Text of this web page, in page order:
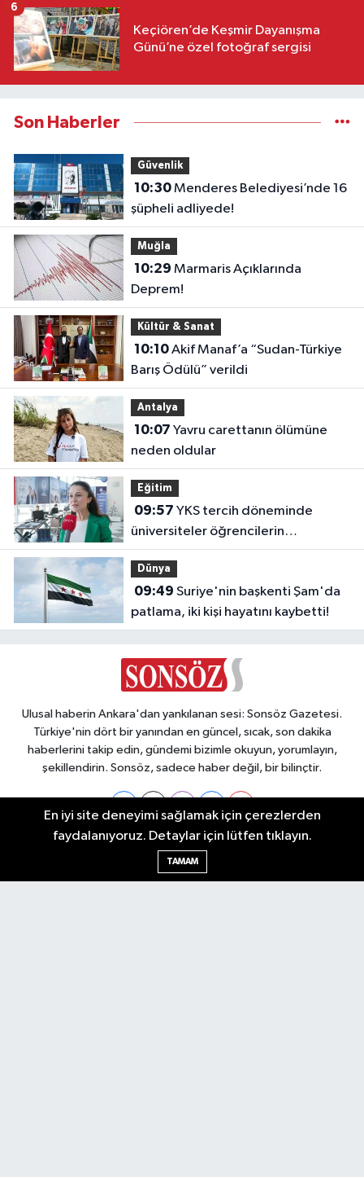
Keçiören’de Keşmir Dayanışma
Günü’ne özel fotoğraf sergisi
6
Son Haberler
Güvenlik
10:30Menderes Belediyesi’nde 16
şüpheli adliyede!
Muğla
10:29
Deprem!
Kültür & Sanat
10:10Akif Manaf’a “Sudan-Türkiye
Barış Ödülü” verildi
Antalya
10:07
neden oldular
Eğitim
09:57
üniversiteler öğrencilerin
geleceğini şekillendiriyor
Dünya
09:49
patlama, iki kişi hayatını kaybetti!
Ulusal haberin Ankara'dan yankılanan sesi: Sonsöz Gazetesi.
Türkiye'nin dört bir yanından en güncel, sıcak, son dakika
haberlerini takip edin, gündemi bizimle okuyun, yorumlayın,
şekillendirin. Sonsöz, sadece haber değil, bir bilinçtir.
Ankara Nöbetçi Eczaneler
En iyi site deneyimi sağlamak için çerezlerden
faydalanıyoruz. Detaylar için lütfen tıklayın.
TAMAM